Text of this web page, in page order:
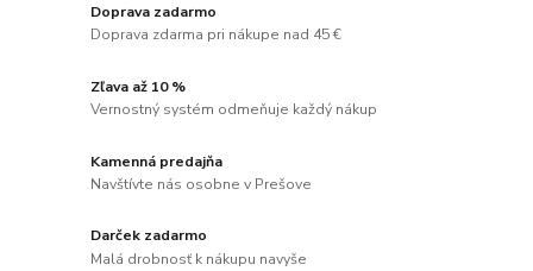
Doprava zadarmo
Doprava zdarma pri nákupe nad 45 €
Zľava až 10 %
Vernostný systém odmeňuje každý nákup
Kamenná predajňa
Navštívte nás osobne v Prešove
Darček zadarmo
Malá drobnosť k nákupu navyše